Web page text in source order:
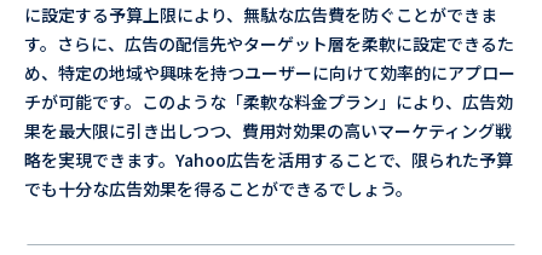
に設定する予算上限により、無駄な広告費を防ぐことができま
す。さらに、広告の配信先やターゲット層を柔軟に設定できるた
め、特定の地域や興味を持つユーザーに向けて効率的にアプロー
チが可能です。このような「柔軟な料金プラン」により、広告効
果を最大限に引き出しつつ、費用対効果の高いマーケティング戦
略を実現できます。Yahoo広告を活用することで、限られた予算
でも十分な広告効果を得ることができるでしょう。